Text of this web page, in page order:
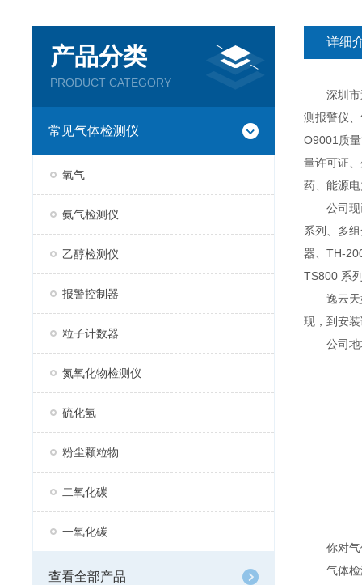
产品分类
PRODUCT CATEGORY
常见气体检测仪
氧气
氨气检测仪
乙醇检测仪
报警控制器
粒子计数器
氮氧化物检测仪
硫化氢
粉尘颗粒物
二氧化碳
一氧化碳
查看全部产品
详细
深圳市逸
测报警仪
O9001质
量许可证
药、能源
公司现已
系列、多
器、TH-
TS800 系
逸云天始
现，到安
公司地址
你对气体
气体检测